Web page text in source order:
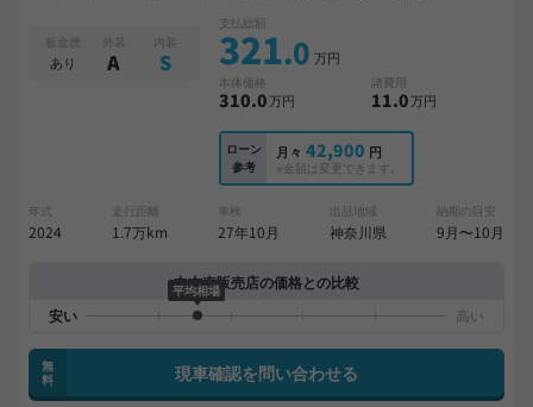
板金歴
あり
外装
A
内装
S
支払総額
321.0 万円
本体価格
310.0万円
諸費用
11.0万円
ローン
参考
月々 42,900 円
※金額は変更できます。
年式
2024
走行距離
1.7万km
車検
27年10月
出品地域
神奈川県
納期の目安
9月〜10月
中古車販売店の価格との比較
平均相場
無
料
現車確認を問い合わせる